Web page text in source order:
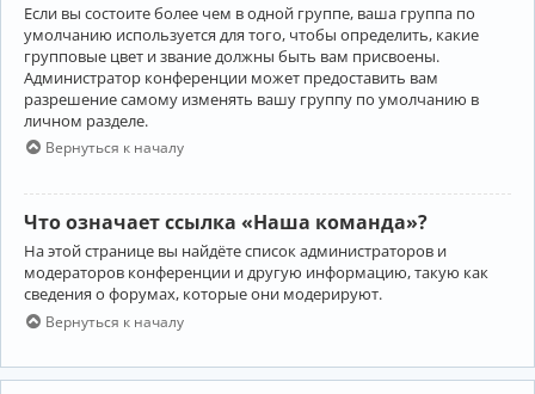
Если вы состоите более чем в одной группе, ваша группа по
умолчанию используется для того, чтобы определить, какие
групповые цвет и звание должны быть вам присвоены.
Администратор конференции может предоставить вам
разрешение самому изменять вашу группу по умолчанию в
личном разделе.
Вернуться к началу
Что означает ссылка «Наша команда»?
На этой странице вы найдёте список администраторов и
модераторов конференции и другую информацию, такую как
сведения о форумах, которые они модерируют.
Вернуться к началу